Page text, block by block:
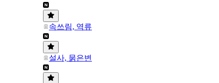
속쓰림, 역류
설사, 묽은변